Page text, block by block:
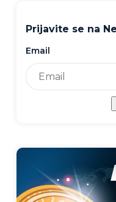
Prijavite se na
Email